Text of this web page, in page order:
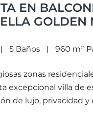
EN
GOLDEN
5 Baños 960 m²
zonas
excepcional villa de
de lujo, privacidad y